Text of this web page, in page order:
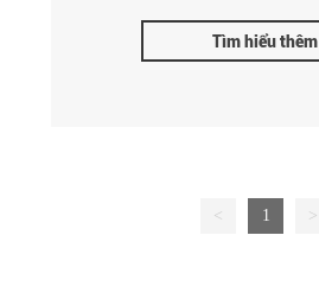
Tìm hiểu thêm
< 1 >